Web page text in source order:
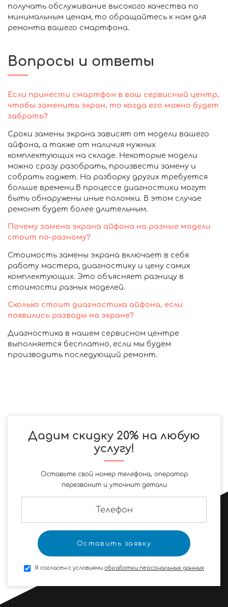
получать обслуживание высокого качества по
минимальным ценам, то обращайтесь к нам для
ремонта вашего смартфона.
Вопросы и ответы
Если принести смартфон в ваш сервисный центр,
чтобы заменить экран, то когда его можно будет
забрать?
Сроки замены экрана зависят от модели вашего
айфона, а также от наличия нужных
комплектующих на складе. Некоторые модели
можно сразу разобрать, произвести замену и
собрать гаджет. На разборку других требуется
больше времени.В процессе диагностики могут
быть обнаружены иные поломки. В этом случае
ремонт будет более длительным.
Почему замена экрана айфона на разные модели
стоит по-разному?
Стоимость замены экрана включает в себя
работу мастера, диагностику и цену самих
комплектующих. Это объясняет разницу в
стоимости разных моделей.
Сколько стоит диагностика айфона, если
появились разводы на экране?
Диагностика в нашем сервисном центре
выполняется бесплатно, если мы будем
производить последующий ремонт.
Дадим скидку 20% на любую
услугу!
Оставьте свой номер телефона, оператор
перезвонит и уточнит детали
Я согласен с условиями обработки персональных данных